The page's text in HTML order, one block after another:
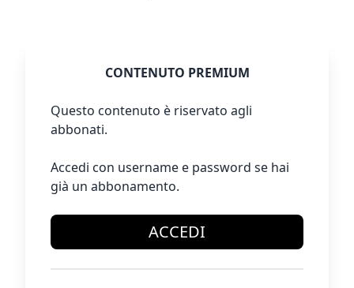
CONTENUTO PREMIUM
Questo contenuto è riservato agli
abbonati.
Accedi con username e password se hai
già un abbonamento.
ACCEDI